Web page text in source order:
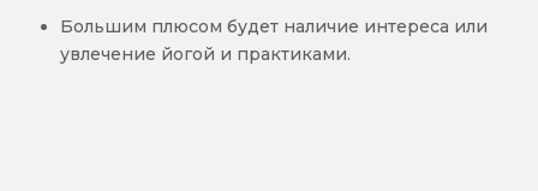
Большим плюсом будет наличие интереса или
увлечение йогой и практиками.